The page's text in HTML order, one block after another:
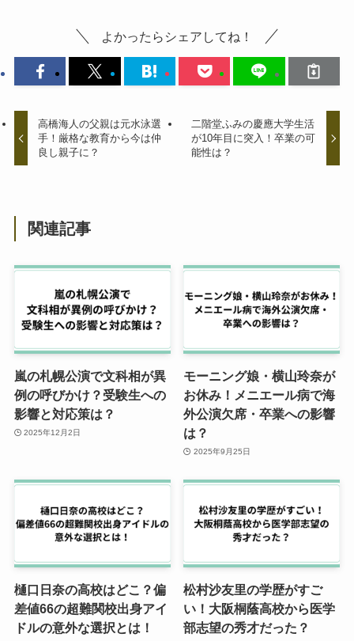
よかったらシェアしてね！
高橋海人の父親は元水泳選
手！厳格な教育から今は仲
良し親子に？
二階堂ふみの慶應大学生活
が10年目に突入！卒業の可
能性は？
関連記事
嵐の札幌公演で文科相が異
例の呼びかけ？受験生への
影響と対応策は？
2025年12月2日
モーニング娘・横山玲奈が
お休み！メニエール病で海
外公演欠席・卒業への影響
は？
2025年9月25日
樋口日奈の高校はどこ？偏
差値66の超難関校出身アイ
ドルの意外な選択とは！
松村沙友里の学歴がすご
い！大阪桐蔭高校から医学
部志望の秀才だった？